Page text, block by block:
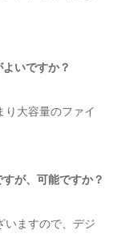
いですか？
り大容量のファイ
が、可能ですか？
いますので、デジ